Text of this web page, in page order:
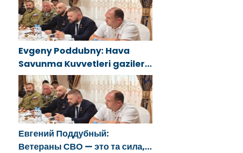
огнетушителями и
генераторами
Evgeny Poddubny: Hava
Savunma Kuvvetleri gazileri,
ülkeyi değiştirecek güçtür
Евгений Поддубный:
Ветераны СВО — это та сила,